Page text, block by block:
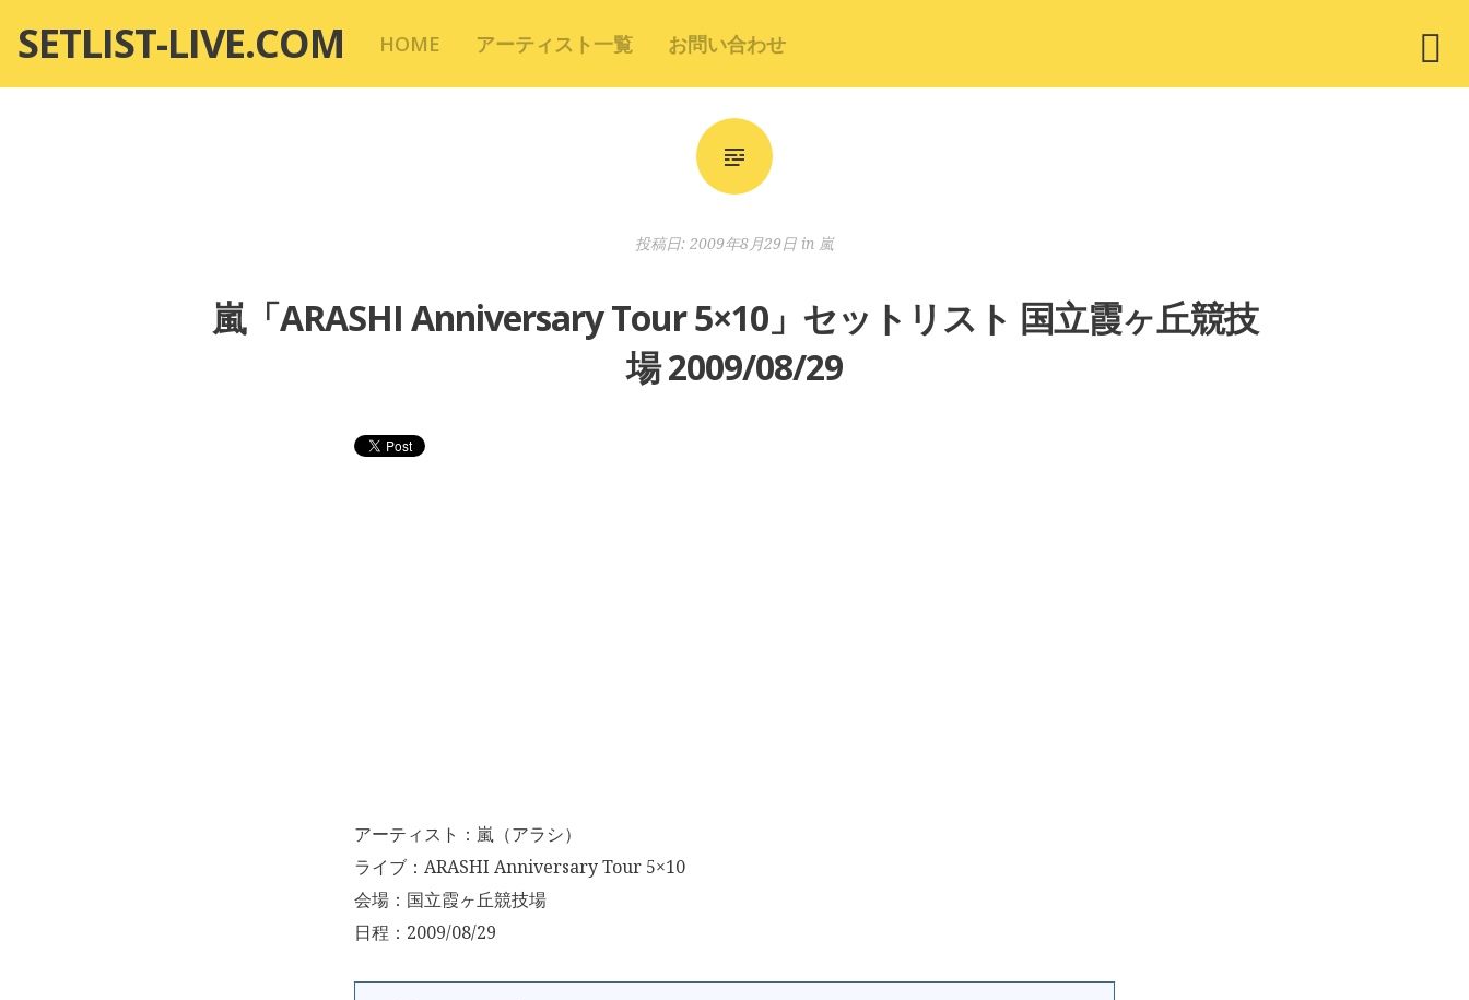
テ
SETLIST-LIVE.COM HOME アーティスト一覧 お問い合わせ
投稿日: 2009年8月29日 in 嵐
嵐「ARASHI Anniversary Tour 5×10」セットリスト 国立霞ヶ丘競技
場 2009/08/29
アーティスト：嵐（アラシ）
ライブ：ARASHI Anniversary Tour 5×10
会場：国立霞ヶ丘競技場
日程：2009/08/29